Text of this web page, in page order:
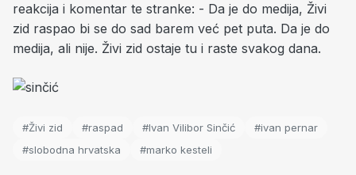
reakcija i komentar te stranke: - Da je do medija, Živi
zid raspao bi se do sad barem već pet puta. Da je do
medija, ali nije. Živi zid ostaje tu i raste svakog dana.
#Živi zid #raspad #Ivan Vilibor Sinčić
#ivan pernar
#slobodna hrvatska
#marko kesteli